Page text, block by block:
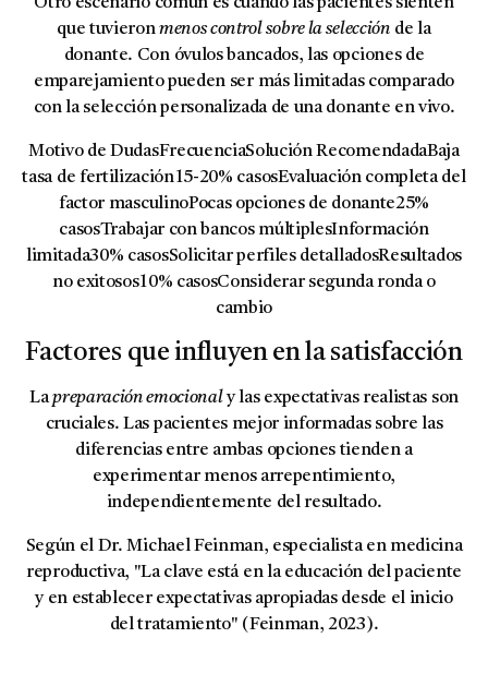
que tuvieronmenos control sobre la selección de la
donante. Con óvulos bancados, las opciones de
emparejamiento pueden ser más limitadas comparado
con la selección personalizada de una donante en vivo.
Motivo de DudasFrecuenciaSolución RecomendadaBaja
tasa de fertilización15-20% casosEvaluación completa del
factor masculinoPocas opciones de donante25%
casosTrabajar con bancos múltiplesInformación
limitada30% casosSolicitar perfiles detalladosResultados
no exitosos10% casosConsiderar segunda ronda o
cambio
Factores que influyen en la satisfacción
Lapreparación emocionaly las expectativas realistas son
cruciales. Las pacientes mejor informadas sobre las
diferencias entre ambas opciones tienden a
experimentar menos arrepentimiento,
independientemente del resultado.
Según el Dr. Michael Feinman, especialista en medicina
reproductiva, "La clave está en la educación del paciente
y en establecer expectativas apropiadas desde el inicio
del tratamiento" (Feinman, 2023).